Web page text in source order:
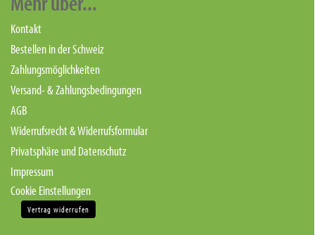
Kontakt
Bestellen in der Schweiz
Zahlungsmöglichkeiten
Versand- & Zahlungsbedingungen
AGB
Widerrufsrecht & Widerrufsformular
Privatsphäre und Datenschutz
Impressum
Cookie Einstellungen
Vertrag widerrufen